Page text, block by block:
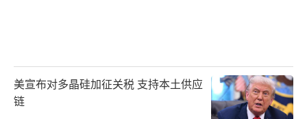
美宣布对多晶硅加征关税 支持本土供应
链